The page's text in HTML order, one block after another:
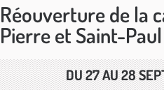
Réouverture de la
Pierre et Saint-
DU27AU28